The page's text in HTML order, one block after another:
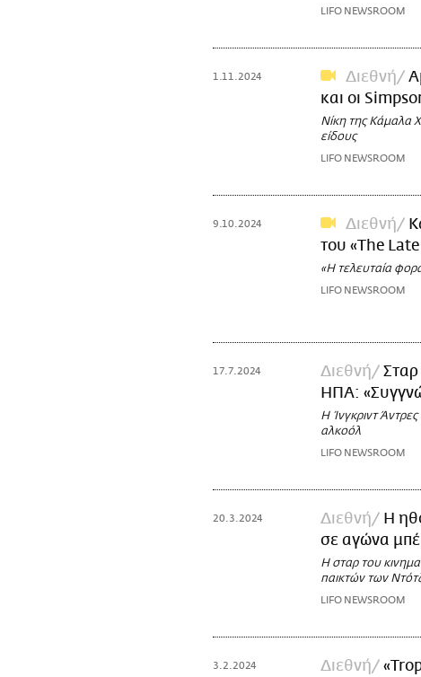
LIFO NEWSROOM
1.11.2024 Διεθνή
και οι
Νίκη της Κάμαλα
είδους
LIFO NEWSROOM
9.10.2024 Διεθνή
του «The
«Η τελευταία
LIFO NEWSROOM
17.7.2024 Διεθνή
ΗΠΑ:
Η Ίνγκριντ
αλκοόλ
LIFO NEWSROOM
20.3.2024 Διεθνή
Η
σε αγώνα
Η σταρ του
παικτών των
LIFO NEWSROOM
3.2.2024 Διεθνή